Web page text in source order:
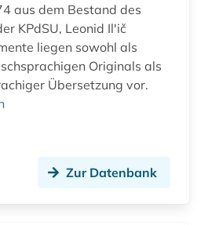
aus dem Bestand des
KPdSU, Leonid Il'ič
liegen sowohl als
Originals als
Übersetzung vor.
Zur Datenbank